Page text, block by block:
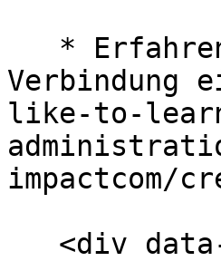
Verbindung
like-to-
impactcom/